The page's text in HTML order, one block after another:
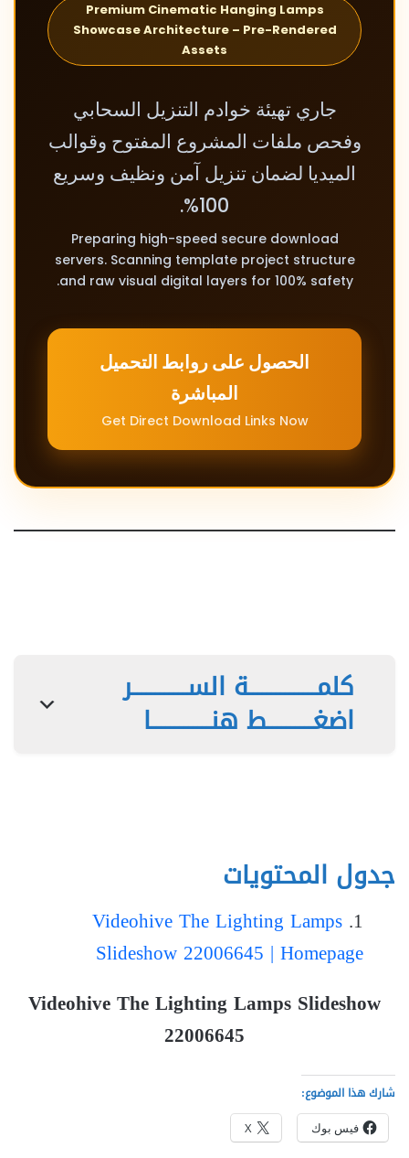
Premium Cinematic Hanging Lamps
Showcase Architecture – Pre-Rendered
Assets
جاري تهيئة خوادم التنزيل السحابي
وفحص ملفات المشروع المفتوح وقوالب
الميديا لضمان تنزيل آمن ونظيف وسريع
100%.
Preparing high-speed secure download
servers. Scanning template project structure
and raw visual digital layers for 100% safety.
الحصول على روابط التحميل
المباشرة
Get Direct Download Links Now
كلمـــــــــــــــة الســــــــــــر
اضغــــــــــط هنـــــــــــــا
جدول المحتويات
Videohive The Lighting Lamps
Slideshow 22006645 | Homepage
Videohive The Lighting Lamps Slideshow
22006645
شارك هذا الموضوع:
فيس بوك X